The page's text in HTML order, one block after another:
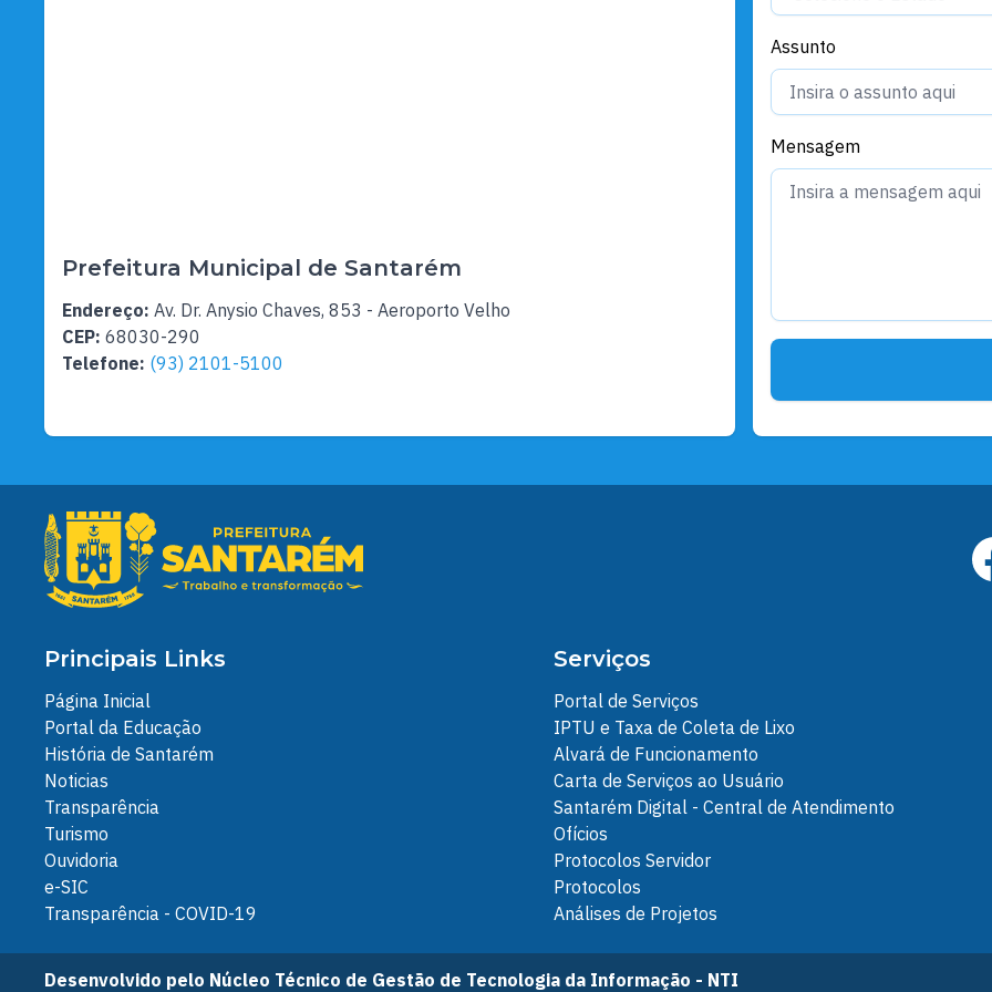
Prefeitura Municipal de Santarém
Endereço: Av. Dr. Anysio Chaves, 853 - Aeroporto Velho
CEP: 68030-290
Telefone: (93) 2101-5100
Assunto
Mensagem
Principais Links
Página Inicial
Portal da Educação
História de Santarém
Noticias
Transparência
Turismo
Ouvidoria
e-SIC
Transparência - COVID-19
Serviços
Portal de Serviços
IPTU e Taxa de Coleta de Lixo
Alvará de Funcionamento
Carta de Serviços ao Usuário
Santarém Digital - Central de Atendimento
Ofícios
Protocolos Servidor
Protocolos
Análises de Projetos
Desenvolvido pelo Núcleo Técnico de Gestão de Tecnologia da Informação - NTI